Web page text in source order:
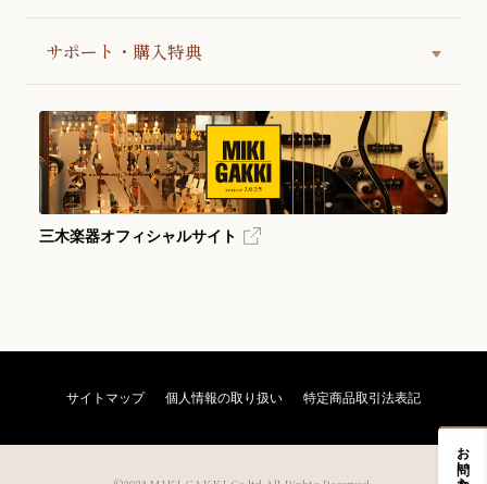
サポート・購入特典
三木楽器オフィシャルサイト
サイトマップ 個人情報の取り扱い 特定商品取引法表記
お問い合わせ